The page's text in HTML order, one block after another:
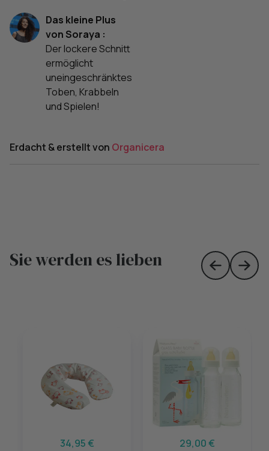
Das kleine Plus
von Soraya :
Der lockere Schnitt
ermöglicht
uneingeschränktes
Toben, Krabbeln
und Spielen!
Erdacht & erstellt von Organicera
Sie werden es lieben
Skip toSkip
34,95 € 29,00 €